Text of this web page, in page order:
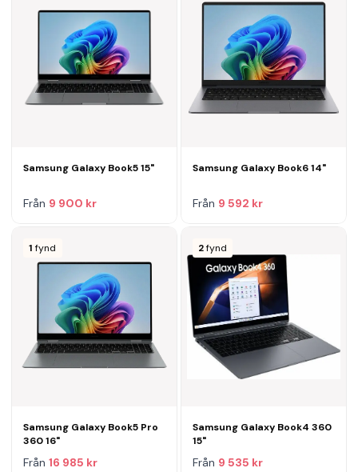
Samsung Galaxy Book5 15"
Från 9 900 kr
Samsung Galaxy Book6 14"
Från 9 592 kr
1 fynd
Samsung Galaxy Book5 Pro
360 16"
Från 16 985 kr
2 fynd
Samsung Galaxy Book4 360
15"
Från 9 535 kr